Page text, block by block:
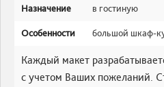
Назначение в гостиную
Особенности большой шкаф-
Каждый макет
с учетом Ваших пожеланий.